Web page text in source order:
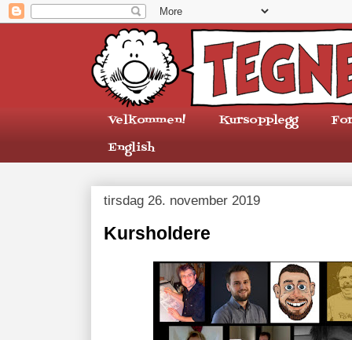
Velkommen! Kursopplegg
English
tirsdag 26. november 2019
Kursholdere